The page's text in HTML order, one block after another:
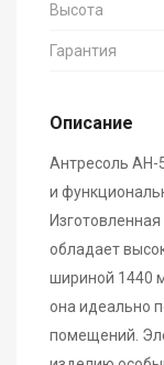
Высота
Гарантия
Описание
Антресоль АН-
и
обладает
шириной 1440
она идеально
помещений.